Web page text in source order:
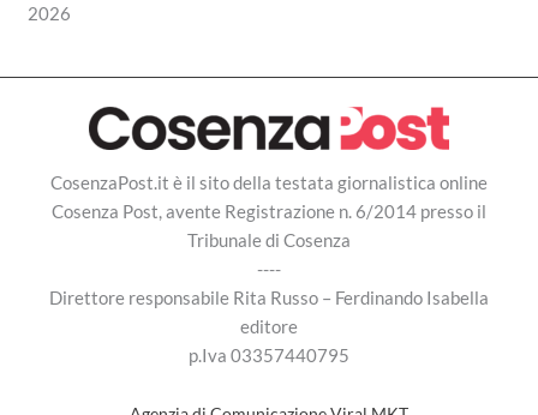
2026
CosenzaPost.it è il sito della testata giornalistica online
Cosenza Post, avente Registrazione n. 6/2014 presso il
Tribunale di Cosenza
----
Direttore responsabile Rita Russo – Ferdinando Isabella
editore
p.Iva 03357440795